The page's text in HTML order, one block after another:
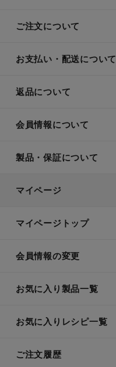
ご注文について
お支払い・配送について
返品について
会員情報について
製品・保証について
マイページ
マイページトップ
会員情報の変更
お気に入り製品一覧
お気に入りレシピ一覧
ご注文履歴